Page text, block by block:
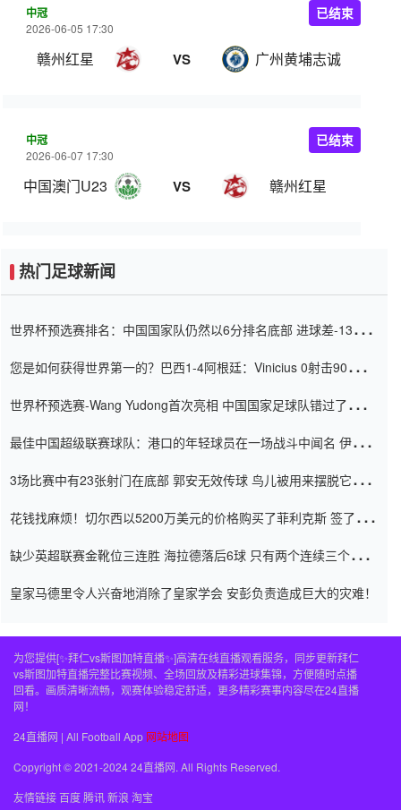
中冠
2026-06-05 17:30
赣州红星 VS 广州黄埔志诚
已结束
中冠
2026-06-07 17:30
中国澳门U23 VS 赣州红星
已结束
热门足球新闻
世界杯预选赛排名：中国国家队仍然以6分排名底部 进球差-13令人
您是如何获得世界第一的？巴西1-4阿根廷：Vinicius 0射击90分钟
世界杯预选赛-Wang Yudong首次亮相 中国国家足球队错过了世界
最佳中国超级联赛球队：港口的年轻球员在一场战斗中闻名 伊万放
3场比赛中有23张射门在底部 郭安无效传球 鸟儿被用来摆脱它
花钱找麻烦！切尔西以5200万美元的价格购买了菲利克斯 签了7年
缺少英超联赛金靴位三连胜 海拉德落后6球 只有两个连续三个连续
皇家马德里令人兴奋地消除了皇家学会 安彭负责造成巨大的灾难！
为您提供[✨拜仁vs斯图加特直播✨]高清在线直播观看服务，同步更新拜仁
vs斯图加特直播完整比赛视频、全场回放及精彩进球集锦，方便随时点播
回看。画质清晰流畅，观赛体验稳定舒适，更多精彩赛事内容尽在24直播
网！
24直播网 | All Football App 网站地图
Copyright © 2021-2024 24直播网. All Rights Reserved.
友情链接百度腾讯新浪 淘宝